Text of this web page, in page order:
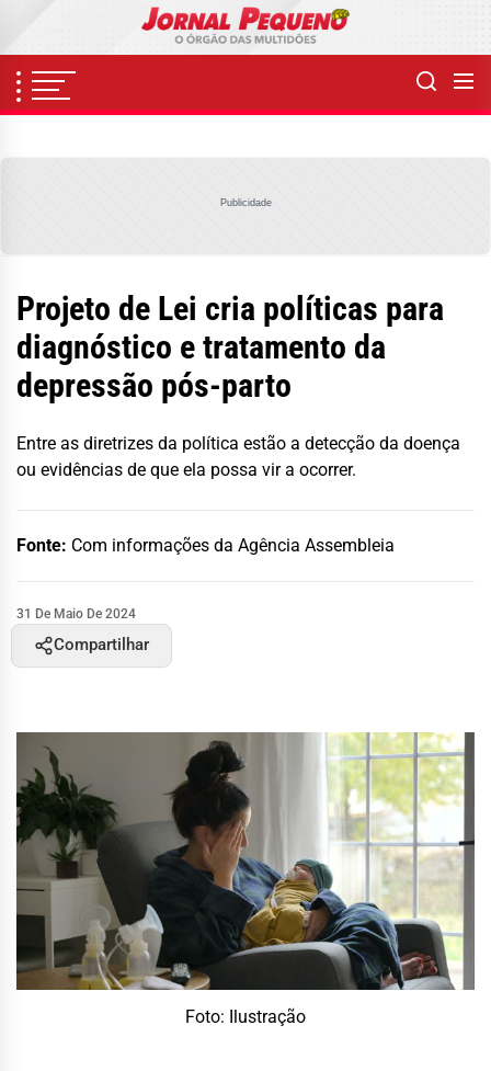
content
Publicidade
Projeto de Lei cria políticas para
diagnóstico e tratamento da
depressão pós-parto
Entre as diretrizes da política estão a detecção da doença
ou evidências de que ela possa vir a ocorrer.
Fonte: Com informações da Agência Assembleia
31 De Maio De 2024
Compartilhar
Foto: Ilustração